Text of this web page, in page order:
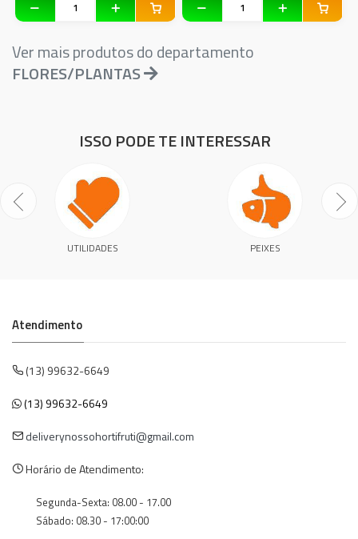
Ver mais produtos do departamento
FLORES/PLANTAS
ISSO PODE TE INTERESSAR
UTILIDADES PEIXES
Atendimento
(13) 99632-6649
(13) 99632-6649
deliverynossohortifruti@gmail.com
Horário de Atendimento:
Segunda-Sexta: 08.00 - 17.00
Sábado: 08.30 - 17:00:00